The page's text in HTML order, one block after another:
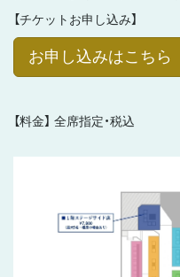
【チケットお申し込み】
お申し込みはこちら
【料金】 全席指定・税込